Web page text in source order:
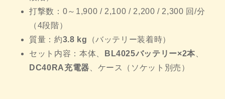
打撃数：0～1,900 / 2,100 / 2,200 / 2,300 回/分
（4段階）
質量：約3.8 kg （バッテリー装着時）
セット内容：本体、
BL4025バッテリー×2本
DC40RA充電器 、ケース（ソケット別売）